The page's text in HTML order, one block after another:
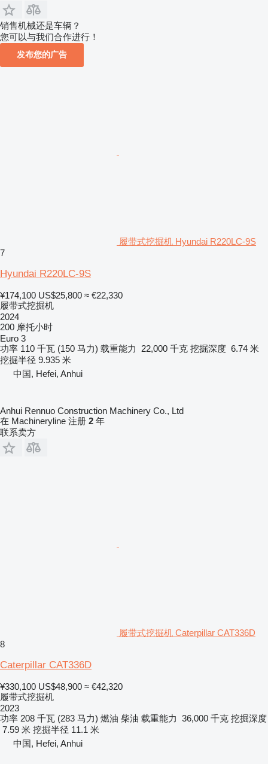
销售机械还是车辆？
您可以与我们合作进行！
发布您的广告
履带式挖掘机 Hyundai R220LC-9S
7
Hyundai R220LC-9S
¥174,100 US$25,800 ≈ €22,330
履带式挖掘机
2024
200 摩托小时
Euro 3
功率 110 千瓦 (150 马力) 载重能力 22,000 千克 挖掘深度 6.74 米
挖掘半径 9.935 米
中国, Hefei, Anhui
Anhui Rennuo Construction Machinery Co., Ltd
在 Machineryline 注册 2 年
联系卖方
履带式挖掘机 Caterpillar CAT336D
8
Caterpillar CAT336D
¥330,100 US$48,900 ≈ €42,320
履带式挖掘机
2023
功率 208 千瓦 (283 马力) 燃油 柴油 载重能力 36,000 千克 挖掘深度
7.59 米 挖掘半径 11.1 米
中国, Hefei, Anhui